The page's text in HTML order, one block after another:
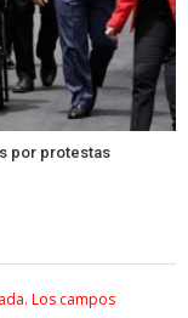
por protestas
Los campos